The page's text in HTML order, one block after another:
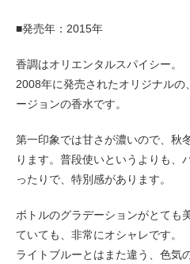
■発売年：2015年
香調はオリエンタルスパイシー。
2008年に発売されたオリジナル
ージョンの香水です。
第一印象では甘さが濃いので、秋
ります。普段使いというよりも、
ったりで、特別感があります。
ボトルのグラデーションがとても
ていても、非常にオシャレです。
ライトブルーとはまた違う、色気